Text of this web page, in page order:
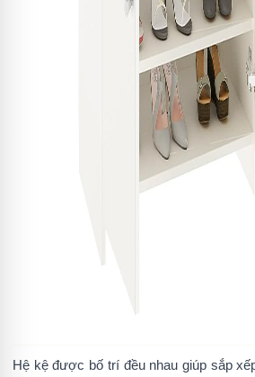
Hệ kệ được bố trí đều nhau giúp sắp